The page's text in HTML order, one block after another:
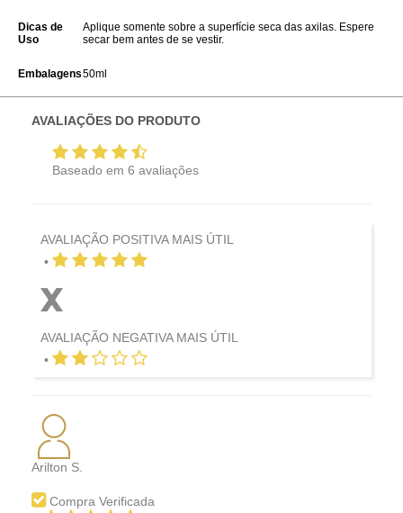
Dicas de
Uso
Aplique somente sobre a superfície seca das axilas. Espere
secar bem antes de se vestir.
Embalagens50ml
AVALIAÇÕES DO PRODUTO
Baseado em 6 avaliações
AVALIAÇÃO POSITIVA MAIS ÚTIL
•
AVALIAÇÃO NEGATIVA MAIS ÚTIL
•
Arilton S.
Compra Verificada